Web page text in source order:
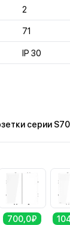
2
71
IP 30
серии S70
700,0₽